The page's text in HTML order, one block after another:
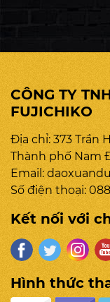
CÔNG TY
FUJICHIKO
Địa chỉ: 373 Trần
Thành phố Nam
Email:
Số điện thoại:
Kết nối với
Hình thức